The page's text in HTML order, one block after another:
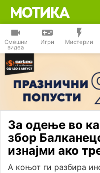
Смешни
видеа
Игри Мистерии
За одење во
збор
изнајми ако
А коњот ги разбира